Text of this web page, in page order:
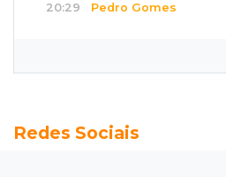
20:29 Pedro Gomes
Pantanal treina em Goiânia
Redes Sociais